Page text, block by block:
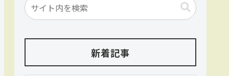
新着記事